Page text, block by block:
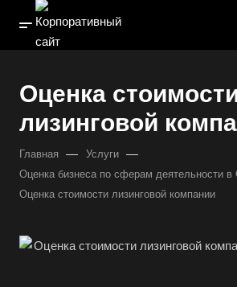
Оценка
лизинговой
Главная — Услуги —
Оценка бизнеса по сферам деятельности в
Оценка стоимости лизинговой компании